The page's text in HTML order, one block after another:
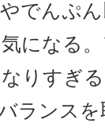
でんぷ
になる
りすぎ
ランス